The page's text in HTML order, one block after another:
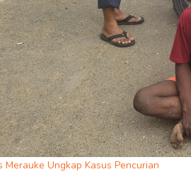
Merauke Ungkap Kasus Pencurian